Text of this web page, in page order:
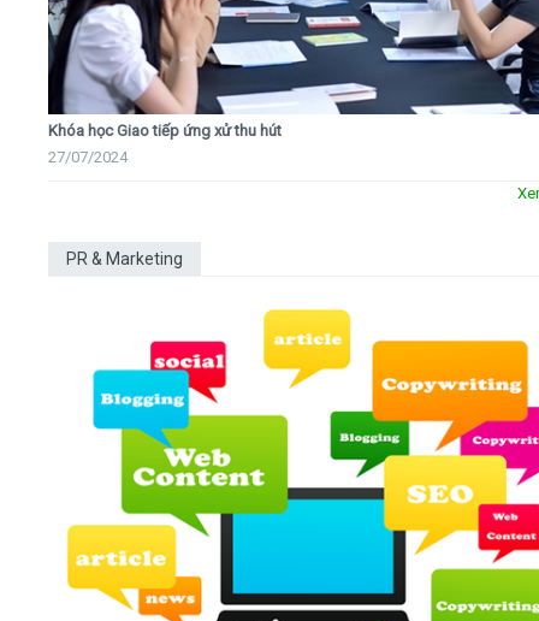
Khóa học Giao tiếp ứng xử thu hút
27/07/2024
PR & Marketing